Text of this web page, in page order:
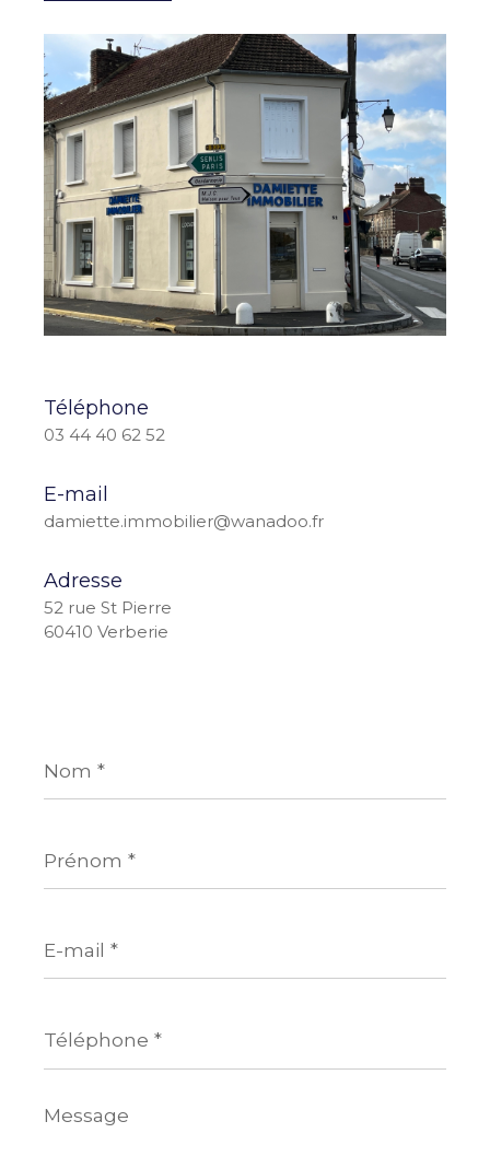
Téléphone
03 44 40 62 52
E-mail
damiette.immobilier@wanadoo.fr
Adresse
52 rue St Pierre
60410 Verberie
*
*
mail
*
*
Message
*